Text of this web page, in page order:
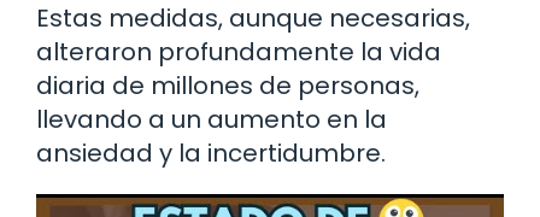
Estas medidas, aunque necesarias,
alteraron profundamente la vida
diaria de millones de personas,
llevando a un aumento en la
ansiedad y la incertidumbre.